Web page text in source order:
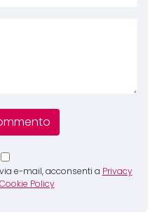
e-mail, acconsenti a Privacy
Cookie Policy